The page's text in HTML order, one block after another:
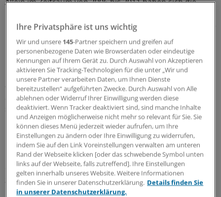
Milliarden US-Dollar verdoppelt, so die 2012 erschienene
McKinsey-Untersuchung. Marktkenner sehen in der
nahen Zukunft kein Ende dieser Entwicklung.
"Viele Multinationals richten ihr Augenmerk auf China",
attestiert Franck Le Deu, Chef des McKinsey-Büros in
Shanghai. "Allein die Größe des Marktes macht das Land
sehr attraktiv."
Belegt wird dies durch viele Beispiele internationaler
Unternehmen, die in China Fuß fassen wollen. So geht
Nestlé Health Science seit Jahren Partnerschaften mit
chinesischen Unternehmen ein, um sich damit Zugang
zum Markt vor Ort zu verschaffen.
Ihre Privatsphäre ist uns wichtig
Wir und unsere 145-Partner speichern und greifen auf
personenbezogene Daten wie Browserdaten oder eindeutige
Kennungen auf Ihrem Gerät zu. Durch Auswahl von Akzeptieren
aktivieren Sie Tracking-Technologien für die unter „Wir und
unsere Partner verarbeiten Daten, um Ihnen Dienste
bereitzustellen“ aufgeführten Zwecke. Durch Auswahl von Alle
ablehnen oder Widerruf Ihrer Einwilligung werden diese
deaktiviert. Wenn Tracker deaktiviert sind, sind manche Inhalte
und Anzeigen möglicherweise nicht mehr so relevant für Sie. Sie
können dieses Menü jederzeit wieder aufrufen, um Ihre
Einstellungen zu ändern oder Ihre Einwilligung zu widerrufen,
indem Sie auf den Link Voreinstellungen verwalten am unteren
Rand der Webseite klicken [oder das schwebende Symbol unten
links auf der Webseite, falls zutreffend]. Ihre Einstellungen
gelten innerhalb unseres Website. Weitere Informationen
finden Sie in unserer Datenschutzerklärung. Details finden Sie
in unserer Datenschutzerklärung.